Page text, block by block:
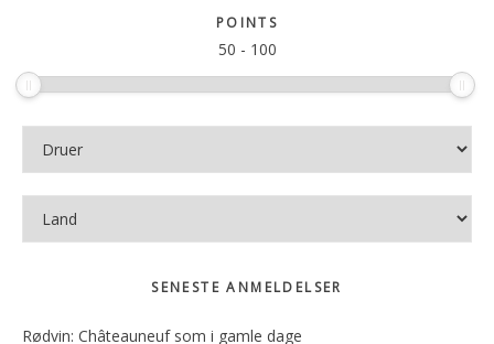
POINTS
50 - 100
SENESTE ANMELDELSER
Rødvin: Châteauneuf som i gamle dage